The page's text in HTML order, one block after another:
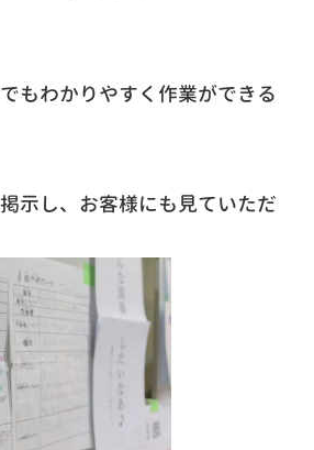
もわかりやすく作業ができる
示し、お客様にも見ていただ